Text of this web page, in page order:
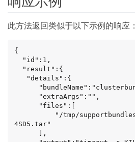
此方法返回类似于以下示例的响应：
{
4SD5.tar"